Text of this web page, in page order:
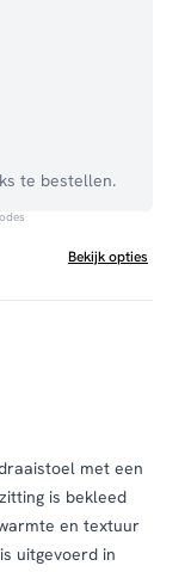
te bestellen.
Bekijk opties
met een
is bekleed
en textuur
uitgevoerd in